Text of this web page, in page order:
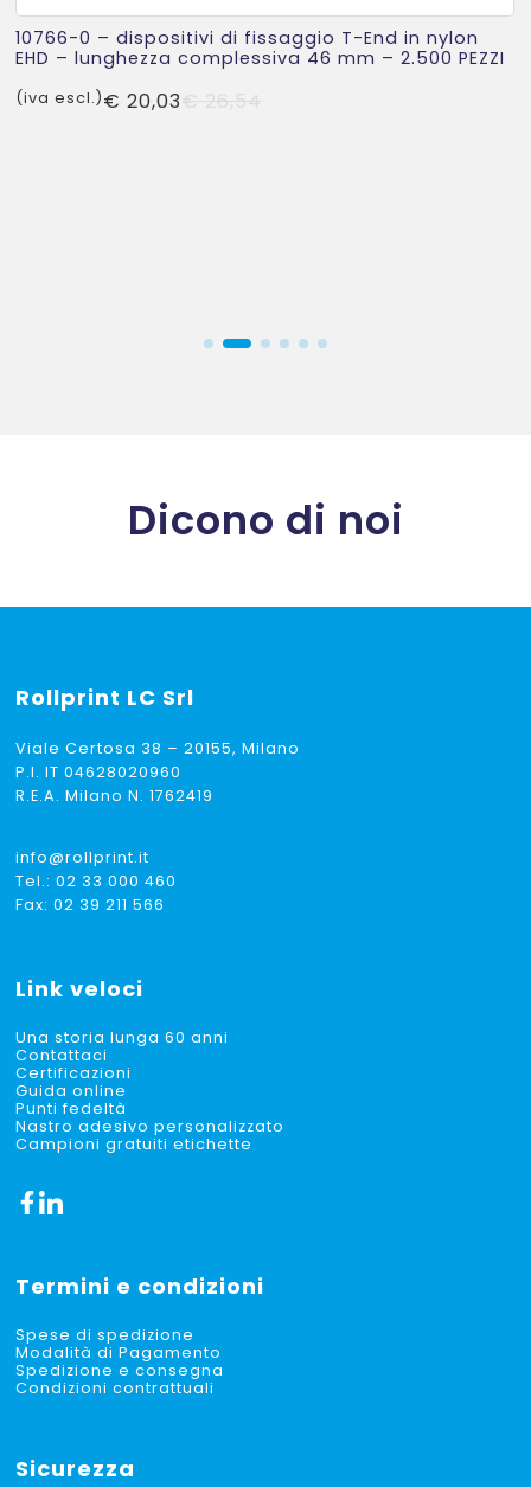
10766-0 – dispositivi di fissaggio T-End in nylon
EHD – lunghezza complessiva 46 mm – 2.500 PEZZI
€ 20,03
(iva escl.)
Dicono di noi
Rollprint LC Srl
Viale Certosa 38 – 20155, Milano
P.I. IT 04628020960
R.E.A. Milano N. 1762419
info@rollprint.it
Tel.:02 33 000 460
Fax: 02 39 211 566
Link veloci
Una storia lunga 60 anni
Contattaci
Certificazioni
Guida online
Punti fedeltà
Nastro adesivo personalizzato
Campioni gratuiti etichette
Termini e condizioni
Spese di spedizione
Modalità di Pagamento
Spedizione e consegna
Condizioni contrattuali
Sicurezza